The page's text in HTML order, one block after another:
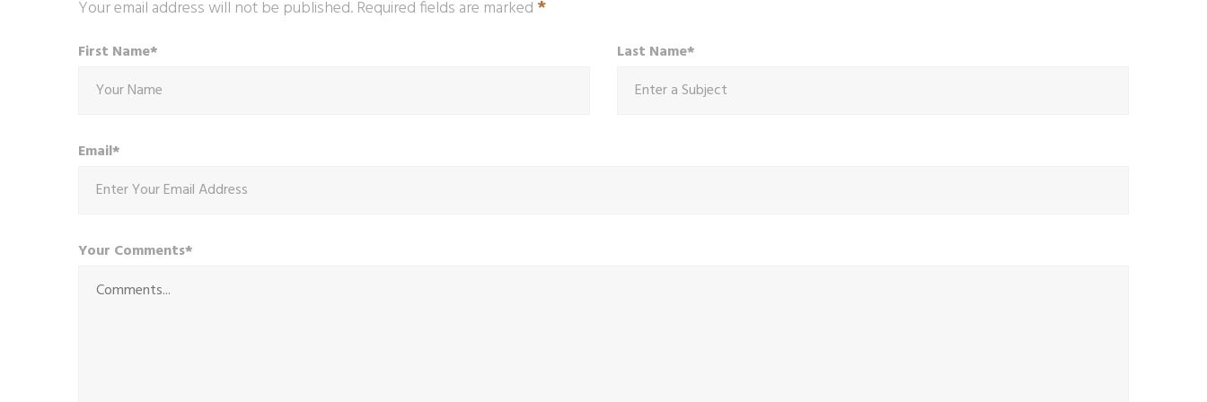
Your email address will not be published. Required fields are marked *
First Name* Last Name*
Email*
Your Comments*